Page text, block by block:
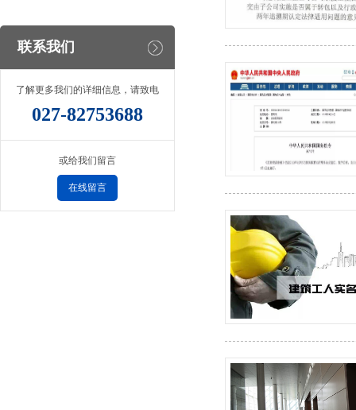
联系我们
了解更多我们的详细信息，请致电
027-82753688
或给我们留言
在线留言